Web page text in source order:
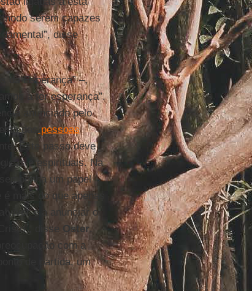
serem capazes
disse
da Esperança” –,
a ter esperança”.
anunciado pelo
daspessoas
Este passo deve
e espirituais. Na
um papel
mais do que apenas
viver e a anunciar o
disse Oster.
com a
de partida, um